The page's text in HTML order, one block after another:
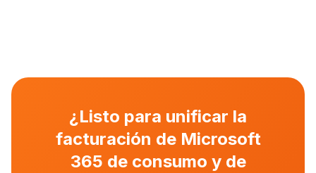
¿Listo para unificar la
facturación de Microsoft
365 de consumo y de